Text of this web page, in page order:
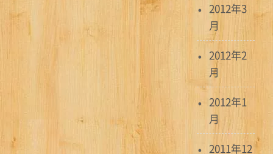
2012年3
月
2012年2
月
2012年1
月
2011年12